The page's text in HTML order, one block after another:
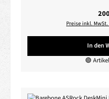
Preise inkl.
In den
🟢